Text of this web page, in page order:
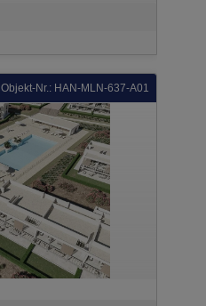
Objekt-Nr.: HAN-MLN-637-A01